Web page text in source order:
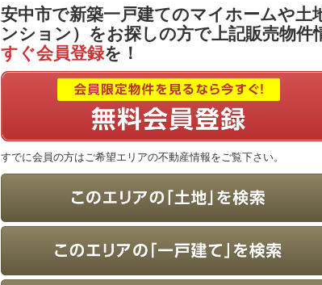
安中市で新築一戸建てのマイホームや土
ンション）をお探しの方で上記販売物
すぐ会員登録を！
すでに会員の方はご希望エリアの不動産情報をご覧下さい。